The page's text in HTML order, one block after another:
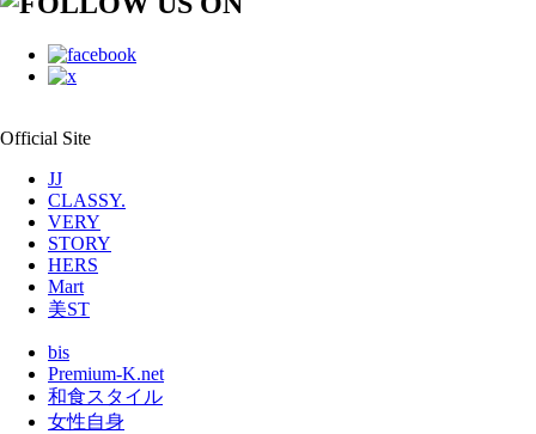
Official Site
JJ
CLASSY.
VERY
STORY
HERS
Mart
美ST
bis
Premium-K.net
和食スタイル
女性自身